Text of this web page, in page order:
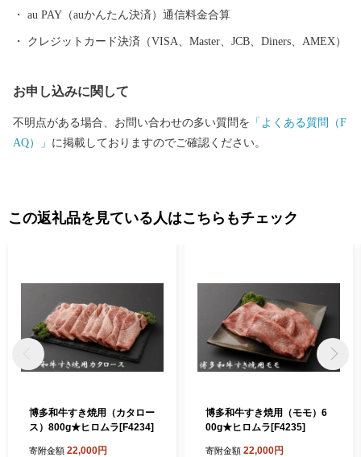
金は、市に対する思い、寄附金に込めた願いを大切に、これから
の魅力あるまちづくりに大切に活用させていただきます。
au PAY（auかんたん決済）通信料金合算
クレジットカード決済（VISA、Master、JCB、Diners、AMEX）
お申し込みに関して
不明点がある場合、お問い合わせの多い質問を 「よくある質問（F
AQ）」 に掲載しておりますのでご確認ください。
この返礼品を見ている人はこちらもチェック
博多和牛すき焼用（カタロー
ス）800g★ヒロムラ[F4234]
寄附金額 22,000円
博多和牛すき焼用（モモ）6
00g★ヒロムラ[F4235]
寄附金額 22,000円